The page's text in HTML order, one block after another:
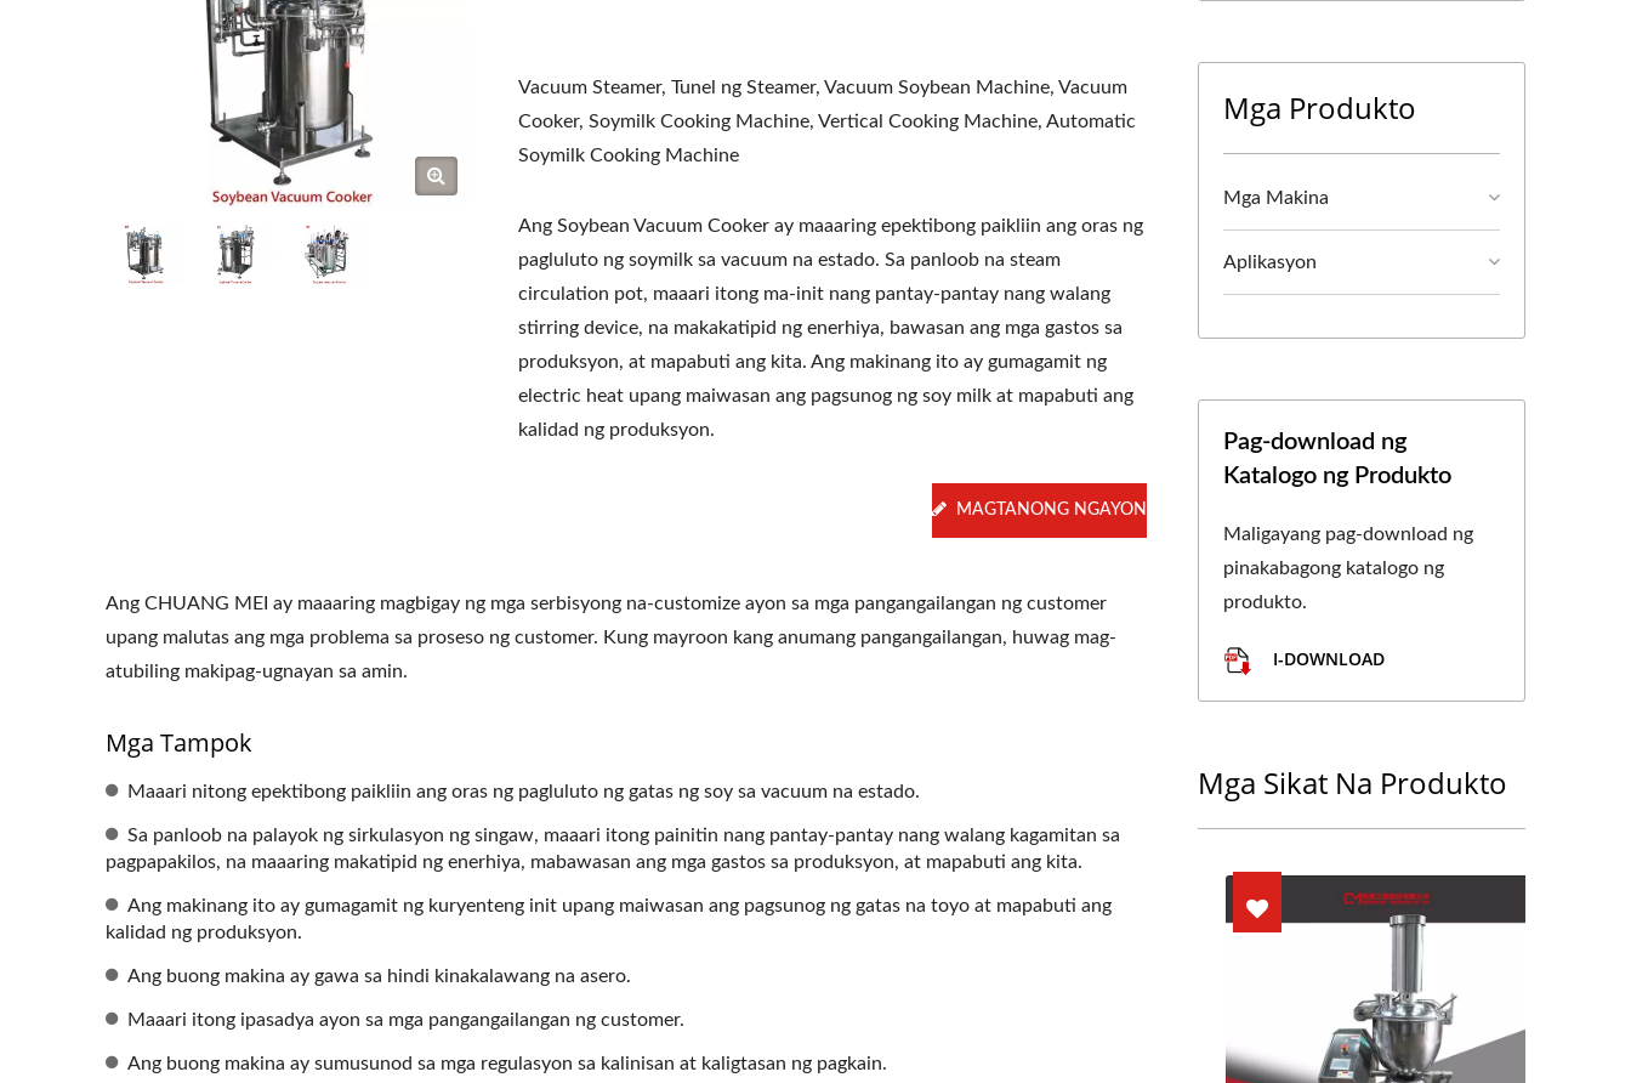
Vacuum Steamer, Tunel ng Steamer, Vacuum Soybean Machine, Vacuum
Cooker, Soymilk Cooking Machine, Vertical Cooking Machine, Automatic
Soymilk Cooking Machine
Ang Soybean Vacuum Cooker ay maaaring epektibong paikliin ang oras ng
pagluluto ng soymilk sa vacuum na estado. Sa panloob na steam
circulation pot, maaari itong ma-init nang pantay-pantay nang walang
stirring device, na makakatipid ng enerhiya, bawasan ang mga gastos sa
produksyon, at mapabuti ang kita. Ang makinang ito ay gumagamit ng
electric heat upang maiwasan ang pagsunog ng soy milk at mapabuti ang
kalidad ng produksyon.
MAGTANONG NGAYON
Ang CHUANG MEI ay maaaring magbigay ng mga serbisyong na-customize ayon sa mga pangangailangan ng customer
upang malutas ang mga problema sa proseso ng customer. Kung mayroon kang anumang pangangailangan, huwag mag-
atubiling makipag-ugnayan sa amin.
Mga Tampok
Maaari nitong epektibong paikliin ang oras ng pagluluto ng gatas ng soy sa vacuum na estado.
Sa panloob na palayok ng sirkulasyon ng singaw, maaari itong painitin nang pantay-pantay nang walang kagamitan sa
pagpapakilos, na maaaring makatipid ng enerhiya, mabawasan ang mga gastos sa produksyon, at mapabuti ang kita.
Ang makinang ito ay gumagamit ng kuryenteng init upang maiwasan ang pagsunog ng gatas na toyo at mapabuti ang
kalidad ng produksyon.
Ang buong makina ay gawa sa hindi kinakalawang na asero.
Maaari itong ipasadya ayon sa mga pangangailangan ng customer.
Ang buong makina ay sumusunod sa mga regulasyon sa kalinisan at kaligtasan ng pagkain.
Mga Produkto
Mga Makina
Aplikasyon
Pag-download ng
Katalogo ng Produkto
Maligayang pag-download ng
pinakabagong katalogo ng
produkto.
I-DOWNLOAD
Mga Sikat Na Produkto